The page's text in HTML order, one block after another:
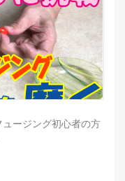
ージング初心者の方